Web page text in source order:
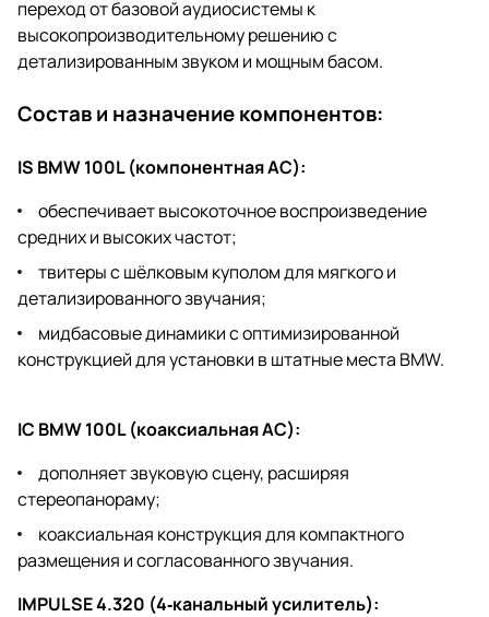
переход от базовой аудиосистемы к
высокопроизводительному решению с
детализированным звуком и мощным басом.
Состав и назначение компонентов:
IS BMW 100L (компонентная АС):
обеспечивает высокоточное воспроизведение
средних и высоких частот;
твитеры с шёлковым куполом для мягкого и
детализированного звучания;
мидбасовые динамики с оптимизированной
конструкцией для установки в штатные места BMW.
IC BMW 100L (коаксиальная АС):
дополняет звуковую сцену, расширяя
стереопанораму;
коаксиальная конструкция для компактного
размещения и согласованного звучания.
IMPULSE 4.320 (4‑канальный усилитель):